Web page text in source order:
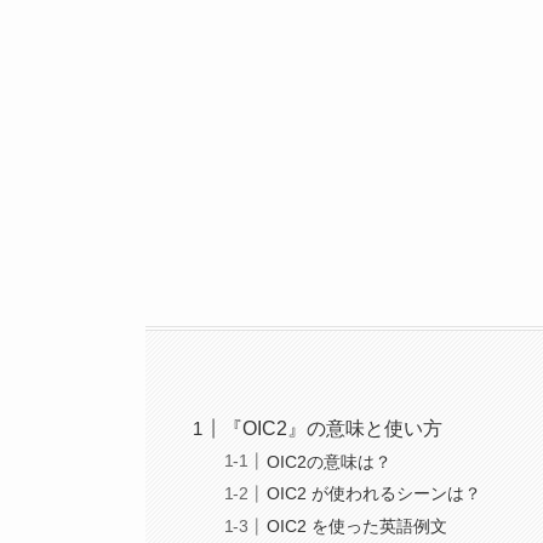
『OIC2』の意味と使い方
OIC2の意味は？
OIC2 が使われるシーンは？
OIC2 を使った英語例文